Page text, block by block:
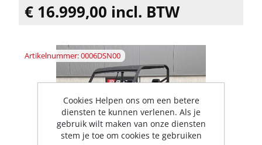
€ 16.999,00 incl. BTW
Artikelnummer: 0006DSN00
Cookies Helpen ons om een betere
diensten te kunnen verlenen. Als je
gebruik wilt maken van onze diensten
stem je toe om cookies te gebruiken